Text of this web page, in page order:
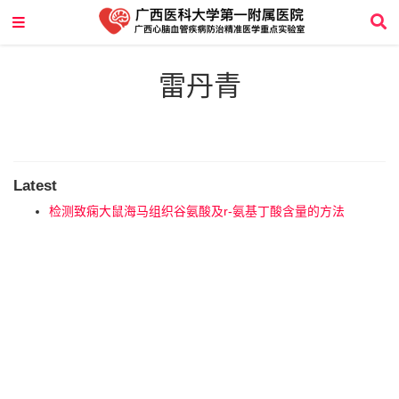
雷丹青
Latest
检测致痫大鼠海马组织谷氨酸及r-氨基丁酸含量的方法